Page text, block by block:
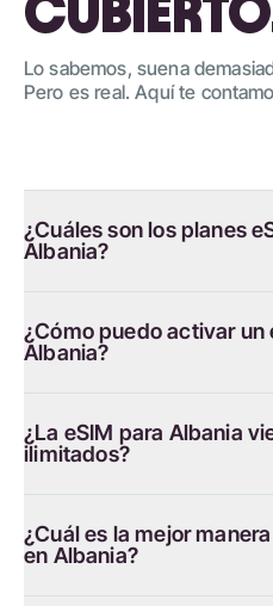
Lo sabemos, suena
Pero es real. Aquí te
¿Cuáles son los planes
Albania?
¿Cómo puedo activar un
Albania?
¿La eSIM para Albania
ilimitados?
¿Cuál es la mejor
en Albania?